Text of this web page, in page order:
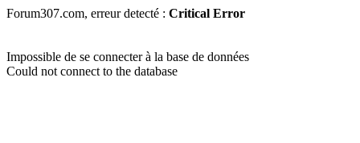
Forum307.com, erreur detecté : Critical Error
Impossible de se connecter à la base de données
Could not connect to the database